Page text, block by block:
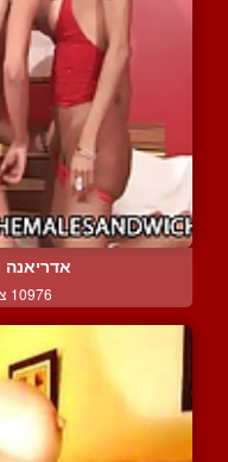
אדריאנה
10976 צפיות